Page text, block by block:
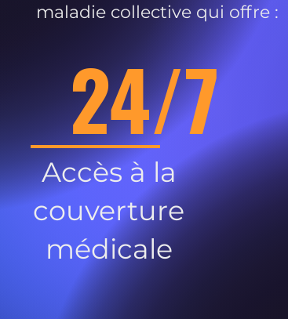
maladie collective qui offre :
24/7
Accès à la
couverture
médicale